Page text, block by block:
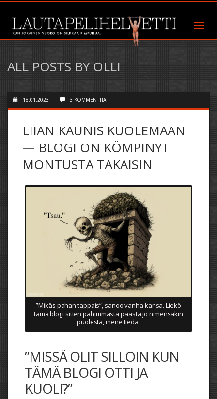
ALL POSTS BY OLLI
18.01.2023 3 KOMMENTTIA
LIIAN KAUNIS KUOLEMAAN
— BLOGI ON KÖMPINYT
MONTUSTA TAKAISIN
”Mikäs pahan tappais”, sanoo vanha kansa. Liekö
tämä blogi sitten pahimmasta päästä jo nimensäkin
puolesta, mene tiedä.
”MISSÄ OLIT SILLOIN KUN
TÄMÄ BLOGI OTTI JA
KUOLI?”